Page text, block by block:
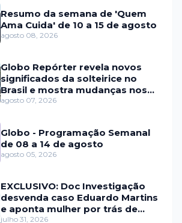
Resumo da semana de 'Quem
Ama Cuida' de 10 a 15 de agosto
agosto 08, 2026
Globo Repórter revela novos
significados da solteirice no
Brasil e mostra mudanças nos
relacionamentos
agosto 07, 2026
Globo - Programação Semanal
de 08 a 14 de agosto
agosto 05, 2026
EXCLUSIVO: Doc Investigação
desvenda caso Eduardo Martins
e aponta mulher por trás de
fraude internacional
julho 31, 2026